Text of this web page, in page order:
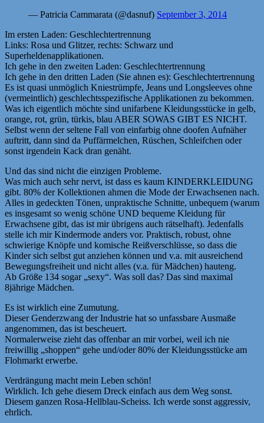
— Patricia Cammarata (@dasnuf) September 3, 2014
Im ersten Laden: Geschlechtertrennung
Links: Rosa und Glitzer, rechts: Schwarz und
Superheldenapplikationen.
Ich gehe in den zweiten Laden: Geschlechtertrennung
Ich gehe in den dritten Laden (Sie ahnen es): Geschlechtertrennung
Es ist quasi unmöglich Kniestrümpfe, Jeans und Longsleeves ohne
(vermeintlich) geschlechtsspezifische Applikationen zu bekommen.
Was ich eigentlich möchte sind unifarbene Kleidungsstücke in gelb,
orange, rot, grün, türkis, blau ABER SOWAS GIBT ES NICHT.
Selbst wenn der seltene Fall von einfarbig ohne doofen Aufnäher
auftritt, dann sind da Puffärmelchen, Rüschen, Schleifchen oder
sonst irgendein Kack dran genäht.
Und das sind nicht die einzigen Probleme.
Was mich auch sehr nervt, ist dass es kaum KINDERKLEIDUNG
gibt. 80% der Kollektionen ahmen die Mode der Erwachsenen nach.
Alles in gedeckten Tönen, unpraktische Schnitte, unbequem (warum
es insgesamt so wenig schöne UND bequeme Kleidung für
Erwachsene gibt, das ist mir übrigens auch rätselhaft). Jedenfalls
stelle ich mir Kindermode anders vor. Praktisch, robust, ohne
schwierige Knöpfe und komische Reißverschlüsse, so dass die
Kinder sich selbst gut anziehen können und v.a. mit ausreichend
Bewegungsfreiheit und nicht alles (v.a. für Mädchen) hauteng.
Ab Größe 134 sogar „sexy“. Was soll das? Das sind maximal
8jährige Mädchen.
Es ist wirklich eine Zumutung.
Dieser Genderzwang der Industrie hat so unfassbare Ausmaße
angenommen, das ist bescheuert.
Normalerweise zieht das offenbar an mir vorbei, weil ich nie
freiwillig „shoppen“ gehe und/oder 80% der Kleidungsstücke am
Flohmarkt erwerbe.
Verdrängung macht mein Leben schön!
Wirklich. Ich gehe diesem Dreck einfach aus dem Weg sonst.
Diesem ganzen Rosa-Hellblau-Scheiss. Ich werde sonst aggressiv,
ehrlich.